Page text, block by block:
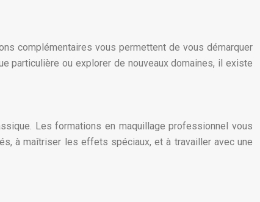
complémentaires vous permettent de vous démarquer
particulière ou explorer de nouveaux domaines, il existe
Les formations en maquillage professionnel vous
à maîtriser les effets spéciaux, et à travailler avec une